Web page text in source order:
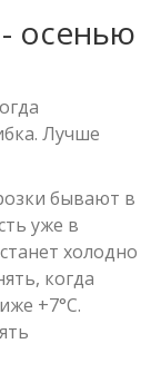
осенью
Лучше
бывают в
уже в
холодно
когда
+7°C.